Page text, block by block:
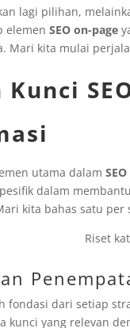
lagi pilihan,
elemenSEO on-page
Mari kita mulai
Kunci
utama dalam
dalam
kita bahas satu per
fondasi dari setiap
kunci yang relevan